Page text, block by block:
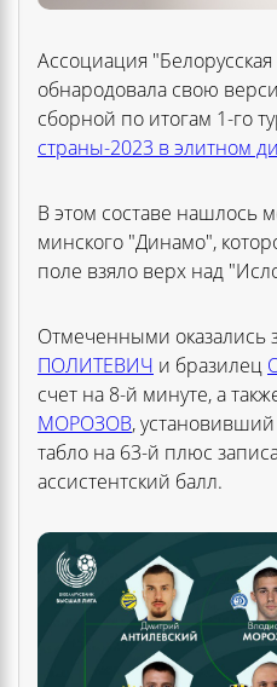
Ассоциация
обнародовала свою
сборной по итогам 1-го
страны-2023 в элитном
В этом составе нашлось
минского "Динамо",
поле взяло верх над
Отмеченными оказались
ПОЛИТЕВИЧ и бразилец
счет на 8-й минуте, а
МОРОЗОВ,
табло на 63-й плюс
ассистентский балл.